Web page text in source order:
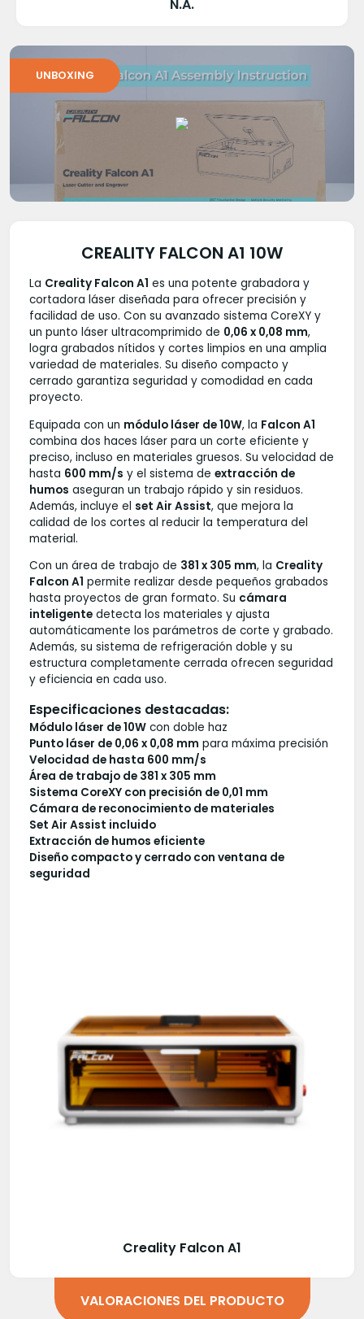
N.A.
UNBOXING
CREALITY FALCON A1 10W
La Creality Falcon A1 es una potente grabadora y
cortadora láser diseñada para ofrecer precisión y
facilidad de uso. Con su avanzado sistema CoreXY y
un punto láser ultracomprimido de 0,06 x 0,08 mm,
logra grabados nítidos y cortes limpios en una amplia
variedad de materiales. Su diseño compacto y
cerrado garantiza seguridad y comodidad en cada
proyecto.
Equipada con un módulo láser de 10W, la Falcon A1
combina dos haces láser para un corte eficiente y
preciso, incluso en materiales gruesos. Su velocidad de
hasta 600 mm/s y el sistema de extracción de
humos aseguran un trabajo rápido y sin residuos.
Además, incluye el set Air Assist, que mejora la
calidad de los cortes al reducir la temperatura del
material.
Con un área de trabajo de 381 x 305 mm, la Creality
Falcon A1 permite realizar desde pequeños grabados
hasta proyectos de gran formato. Su cámara
inteligente detecta los materiales y ajusta
automáticamente los parámetros de corte y grabado.
Además, su sistema de refrigeración doble y su
estructura completamente cerrada ofrecen seguridad
y eficiencia en cada uso.
Especificaciones destacadas:
Módulo láser de 10W con doble haz
Punto láser de 0,06 x 0,08 mm para máxima precisión
Velocidad de hasta 600 mm/s
Área de trabajo de 381 x 305 mm
Sistema CoreXY con precisión de 0,01 mm
Cámara de reconocimiento de materiales
Set Air Assist incluido
Extracción de humos eficiente
Diseño compacto y cerrado con ventana de
seguridad
Creality Falcon A1
VALORACIONES DEL PRODUCTO